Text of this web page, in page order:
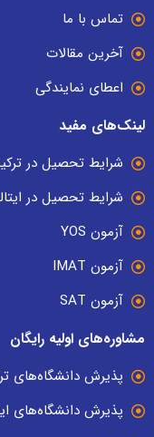
تماس با ما
آخرین مقالات
اعطای نمایندگی
لینک‌های مفید
شرایط تحصیل در
شرایط تحصیل در
آزمون YOS
آزمون IMAT
آزمون SAT
مشاوره‌های اولیه رایگان
پذیرش دانشگاه‌های
پذیرش دانشگاه‌های